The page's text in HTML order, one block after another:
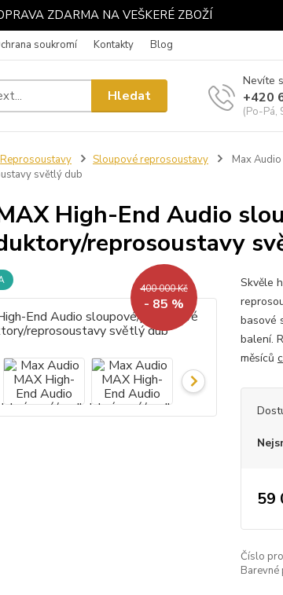
ZDARMA NA VEŠKERÉ ZBOŽÍ
soukromí Kontakty Blog
Hledat
Nevíte
+420
(Po-Pá,
Reprosoustavy Sloupové reprosoustavy
Max
světlý dub
High-End Audio
reprosoustavy
400 000 Kč
- 85 %
Skvěle
basové
balení.
měsíců
59
Číslo
Barevné